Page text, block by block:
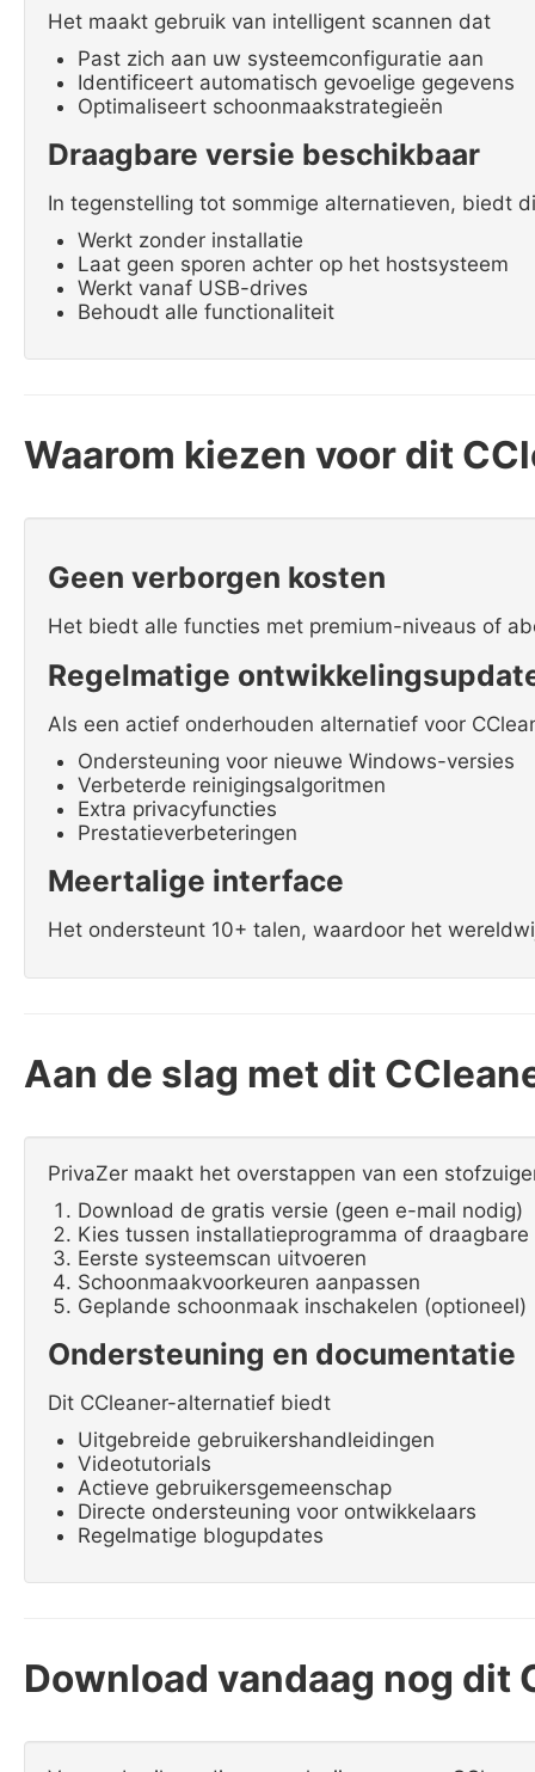
Het maakt gebruik van intelligent scannen dat
Past zich aan uw systeemconfiguratie aan
Identificeert automatisch gevoelige gegevens
Optimaliseert schoonmaakstrategieën
Draagbare versie beschikbaar
In tegenstelling tot sommige alternatieven, biedt
Werkt zonder installatie
Laat geen sporen achter op het hostsysteem
Werkt vanaf USB-drives
Behoudt alle functionaliteit
Waarom kiezen voor dit
Geen verborgen kosten
Het biedt alle functies met premium-niveaus of
Regelmatige
Als een actief onderhouden alternatief voor
Ondersteuning voor nieuwe Windows-versies
Verbeterde reinigingsalgoritmen
Extra privacyfuncties
Prestatieverbeteringen
Meertalige interface
Het ondersteunt 10+ talen, waardoor het
Aan de slag met dit
PrivaZer maakt het overstappen van een
Download de gratis versie (geen e-mail nodig)
Kies tussen installatieprogramma of draagbare
Eerste systeemscan uitvoeren
Schoonmaakvoorkeuren aanpassen
Geplande schoonmaak inschakelen (optioneel)
Ondersteuning en documentatie
Dit CCleaner-alternatief biedt
Uitgebreide gebruikershandleidingen
Videotutorials
Actieve gebruikersgemeenschap
Directe ondersteuning voor ontwikkelaars
Regelmatige blogupdates
Download vandaag nog